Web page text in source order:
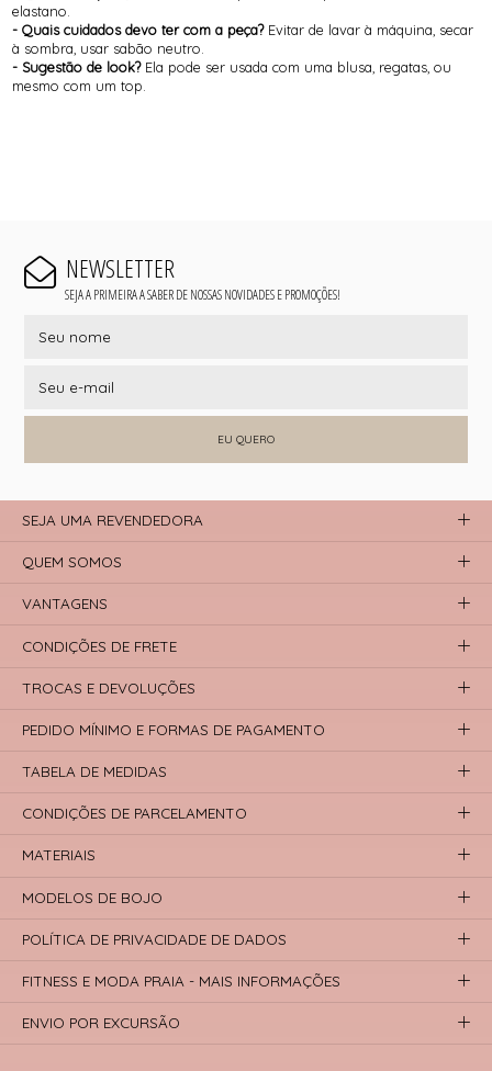
elastano.
- Quais cuidados devo ter com a peça?Evitar de lavar à máquina, secar
à sombra, usar sabão neutro.
- Sugestão de look?Ela pode ser usada com uma blusa, regatas, ou
mesmo com um top.
NEWSLETTER
SEJA A PRIMEIRA A SABER DE NOSSAS NOVIDADES E PROMOÇÕES!
EU QUERO
SEJA UMA REVENDEDORA
QUEM SOMOS
VANTAGENS
CONDIÇÕES DE FRETE
TROCAS E DEVOLUÇÕES
PEDIDO MÍNIMO E FORMAS DE PAGAMENTO
TABELA DE MEDIDAS
CONDIÇÕES DE PARCELAMENTO
MATERIAIS
MODELOS DE BOJO
POLÍTICA DE PRIVACIDADE DE DADOS
FITNESS E MODA PRAIA - MAIS INFORMAÇÕES
ENVIO POR EXCURSÃO